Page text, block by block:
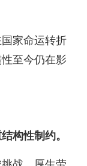
家命运转折
至今仍在影
构性制约。